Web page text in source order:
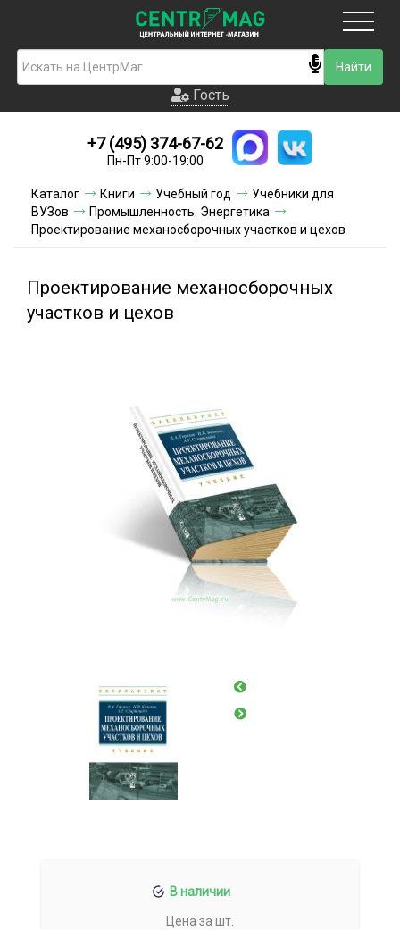
Гость
Новинки
Условия доставки
Условия оплаты
Гость
+7 (495) 374-67-62
Пн-Пт 9:00-19:00
Каталог Книги Учебный год
Учебники для
ВУЗов
Промышленность. Энергетика
Проектирование механосборочных участков и цехов
Проектирование механосборочных
участков и цехов
В наличии
Цена за шт.